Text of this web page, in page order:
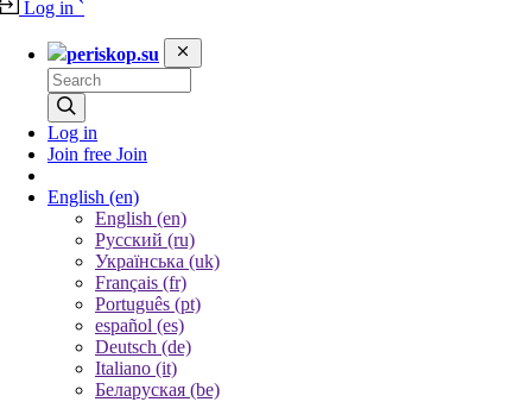
Log in `
periskop.su
Log in
Join free Join
English (en)
English (en)
Русский (ru)
Українська (uk)
Français (fr)
Português (pt)
español (es)
Deutsch (de)
Italiano (it)
Беларуская (be)